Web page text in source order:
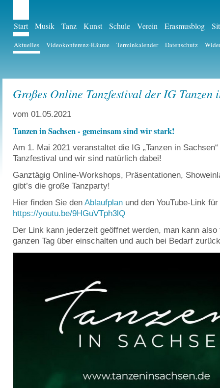
Start
Aktuelles Videokonferenz-Räume Terminkalender Datenschutz
Musik Tanz Kunst Schule Verein Erasmusblog
Großes Online Tanzfestival der IG Tanzen
vom 01.05.2021
Tanzen in Sachsen - gemeinsam sind wir stark!
Am 1. Mai 2021 veranstaltet die IG „Tanzen in
Tanzfestival und wir sind natürlich dabei!
Ganztägig Online-Workshops, Präsentationen,
gibt’s die große Tanzparty!
Hier finden Sie den Ablaufplanund den YouTube-Link
https://youtu.be/9HGuVTph3lQ
Der Link kann jederzeit geöffnet werden, man kann also
ganzen Tag über einschalten und auch bei Bedarf